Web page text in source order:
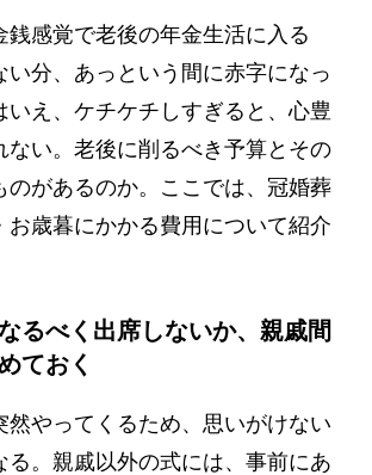
感覚で老後の年金生活に入る
い分、あっという間に赤字になっ
いえ、ケチケチしすぎると、心豊
ない。老後に削るべき予算とその
のがあるのか。ここでは、冠婚葬
お歳暮にかかる費用について紹介
るべく出席しないか、親戚間
ておく
やってくるため、思いがけない
る。親戚以外の式には、事前にあ